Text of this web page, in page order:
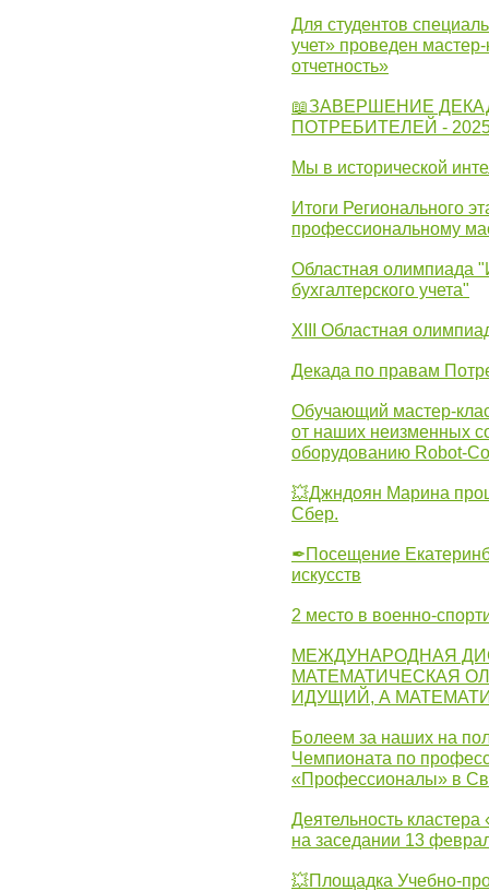
Для студентов
учет» проведен
отчетность»
📖ЗАВЕРШЕНИЕ
ПОТРЕБИТЕЛЕЙ -
Мы в исторической
Итоги Регионального
профессиональному
Областная олимпиада
бухгалтерского учета"
XIII Областная
Декада по правам
Обучающий мастер-
от наших неизменных
оборудованию Robot-
💥Джндоян Марина
Сбер.
✒Посещение
искусств
2 место в военно-
МЕЖДУНАРОДНАЯ
МАТЕМАТИЧЕСКАЯ
ИДУЩИЙ, А
Болеем за наших на
Чемпионата по
«Профессионалы» в
Деятельность
на заседании 13
💥Площадка Учебно-